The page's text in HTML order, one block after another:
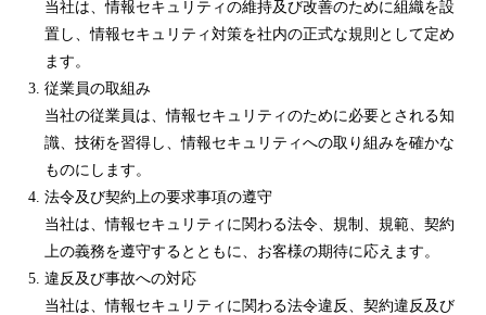
当社は、情報セキュリティの維持及び改善のために組織を設
置し、情報セキュリティ対策を社内の正式な規則として定め
ます。
従業員の取組み
当社の従業員は、情報セキュリティのために必要とされる知
識、技術を習得し、情報セキュリティへの取り組みを確かな
ものにします。
法令及び契約上の要求事項の遵守
当社は、情報セキュリティに関わる法令、規制、規範、契約
上の義務を遵守するとともに、お客様の期待に応えます。
違反及び事故への対応
当社は、情報セキュリティに関わる法令違反、契約違反及び